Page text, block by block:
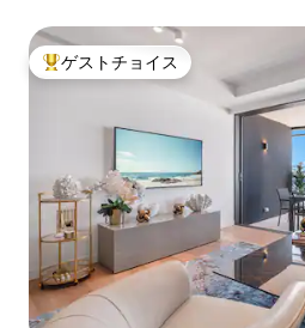
大好評のゲストチョイスです。
ゲストチョイス